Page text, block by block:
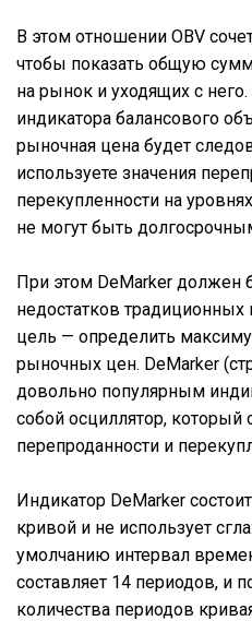
В этом отношении OBV
чтобы показать общую
на рынок и уходящих с
индикатора балансового
рыночная цена будет
используете значения
перекупленности на
не могут быть
При этом DeMarker должен
недостатков традиционных
цель — определить
рыночных цен. DeMarker
довольно популярным
собой осциллятор, который
перепроданности и
Индикатор DeMarker
кривой и не использует
умолчанию интервал
составляет 14 периодов, и
количества периодов